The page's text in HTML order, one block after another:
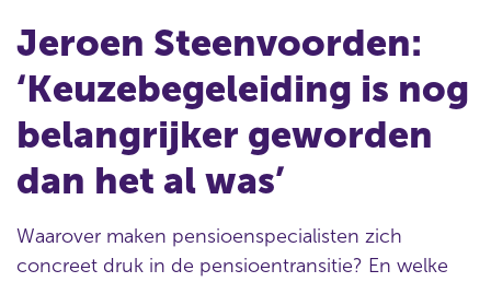
Jeroen Steenvoorden:
‘Keuzebegeleiding is nog
belangrijker geworden
dan het al was’
Waarover maken pensioenspecialisten zich
concreet druk in de pensioentransitie? En welke